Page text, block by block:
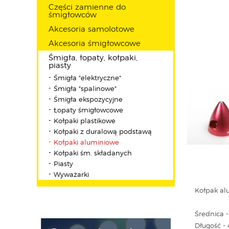
Części zamienne do
śmigłowców
Akcesoria samolotowe
Akcesoria śmigłowcowe
Śmigła, łopaty, kołpaki,
piasty
Śmigła "elektryczne"
Śmigła "spalinowe"
Śmigła ekspozycyjne
Łopaty śmigłowcowe
Kołpaki plastikowe
Kołpaki z duralową podstawą
Kołpaki aluminiowe
Kołpaki śm. składanych
Piasty
Wyważarki
Kołpak
Średnica
Długość